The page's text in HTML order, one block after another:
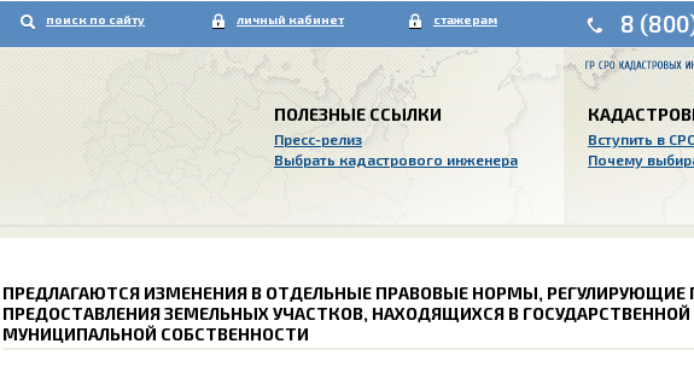
поиск по сайту личный кабинет стажерам 8
ПОЛЕЗНЫЕ ССЫЛКИ
Пресс-релиз
Выбрать кадастрового инженера
Вступить в
Почему
ПРЕДЛАГАЮТСЯ ИЗМЕНЕНИЯ В ОТДЕЛЬНЫЕ ПРАВОВЫЕ НОРМЫ, РЕГУЛИРУЮЩИЕ
ПРЕДОСТАВЛЕНИЯ ЗЕМЕЛЬНЫХ УЧАСТКОВ, НАХОДЯЩИХСЯ В ГОСУДАРСТВЕННОЙ
МУНИЦИПАЛЬНОЙ СОБСТВЕННОСТИ